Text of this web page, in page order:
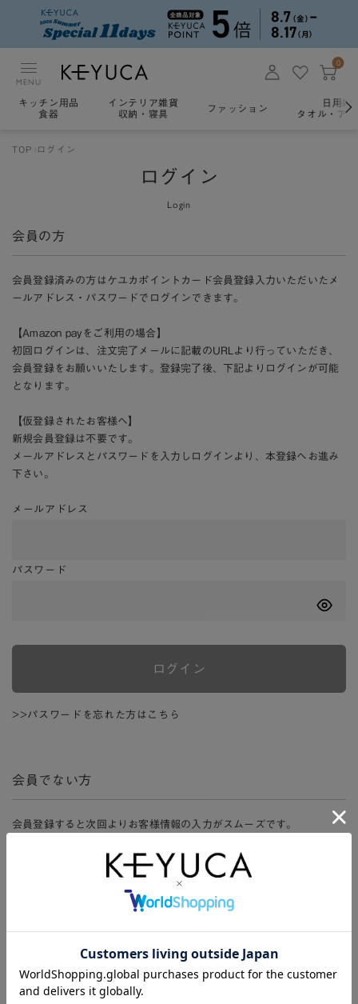
MENU
0
キッチン用品
食器
インテリア雑貨
収納・寝具
ファッション
日用雑
タオル・ア
TOP ログイン
ログイン
Login
会員の方
会員登録済みの方はケユカポイントカード会員登録入力いただいたメ
ールアドレス・パスワードでログインできます。
【Amazon payをご利用の場合】
初回ログインは、注文完了メールに記載のURLより行っていただき、
会員登録をお願いいたします。登録完了後、下記よりログインが可能
となります。
【仮登録されたお客様へ】
新規会員登録は不要です。
メールアドレスとパスワードを入力しログインより、本登録へお進み
下さい。
メールアドレス
パスワード
ログイン
>>パスワードを忘れた方はこちら
会員でない方
会員登録すると次回よりお客様情報の入力がスムーズです。
ージ、購入履歴をご利用いただけます。